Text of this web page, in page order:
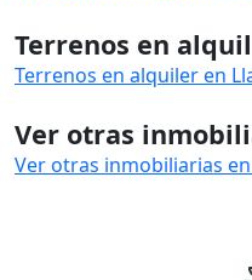
Terrenos en
Terrenos en alquiler en
Ver otras
Ver otras inmobiliarias